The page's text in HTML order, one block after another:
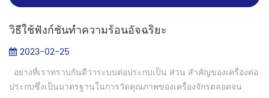
วิธีใช้ฟังก์ชันทำความร้อนอัจฉริยะ
2023-02-25
อย่างที่เราทราบกันดีว่าระบบต่อประกบเป็น ส่วน สำคัญของเครื่องต่อ
ประกบซึ่งเป็นมาตรฐานในการวัดคุณภาพของเครื่องจักรตลอดจน